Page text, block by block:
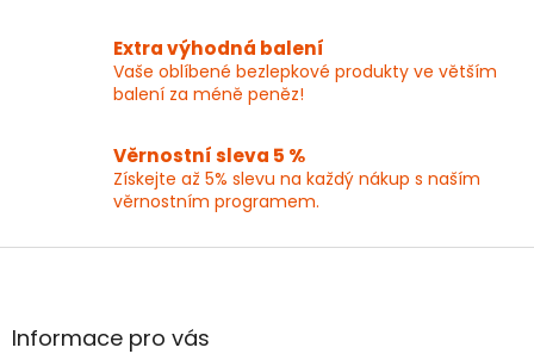
y
v
ý
s
u
Extra výhodná balení
Vaše oblíbené bezlepkové produkty ve větším
balení za méně peněz!
Věrnostní sleva 5 %
Získejte až 5% slevu na každý nákup s naším
věrnostním programem.
Z
aInformace pro vás